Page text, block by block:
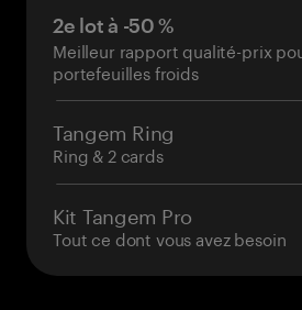
2e lot à -50 %
Meilleur rapport qualité-prix
portefeuilles froids
Tangem Ring
Ring & 2 cards
Kit Tangem Pro
Tout ce dont vous avez besoin